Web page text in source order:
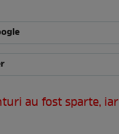
au fost sparte, iar